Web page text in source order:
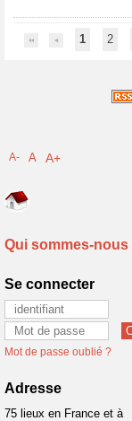
1 2
A- A A+
Qui sommes-nous
Se connecter
Mot de passe oublié ?
Adresse
75 lieux en France et à